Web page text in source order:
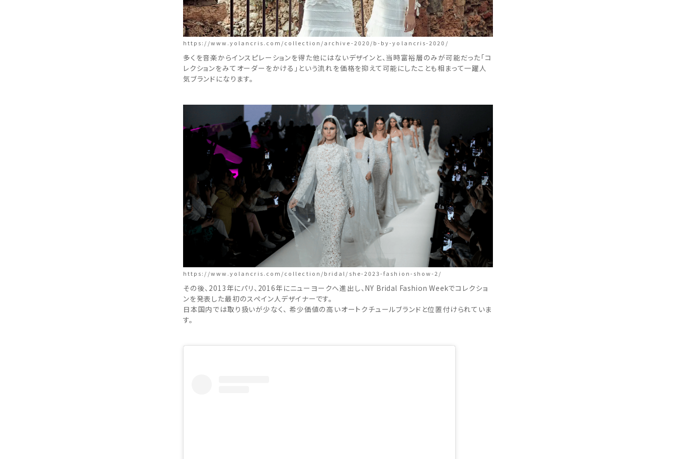
https://www.yolancris.com/collection/archive-2020/b-by-yolancris-2020/
多くを音楽からインスピレーションを得た他にはないデザインと、当時富裕層のみが可能だった「コ
レクションをみてオーダーをかける」という流れを価格を抑えて可能にしたことも相まって一躍人
気ブランドになります。
https://www.yolancris.com/collection/bridal/she-2023-fashion-show-2/
その後、2013年にパリ、2016年にニューヨークへ進出し、NY Bridal Fashion Weekでコレクショ
ンを発表した最初のスペイン人デザイナーです。
日本国内では取り扱いが少なく、 希少価値の高いオートクチュールブランドと位置付けられていま
す。